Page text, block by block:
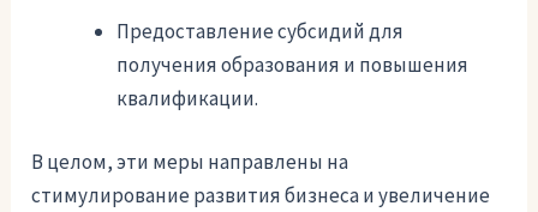
Предоставление субсидий для
получения образования и повышения
квалификации.
В целом, эти меры направлены на
стимулирование развития бизнеса и увеличение